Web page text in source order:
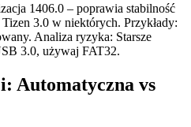
1406.0 – poprawia stabilność
3.0 w niektórych. Przykłady:
Analiza ryzyka: Starsze
3.0, używaj FAT32.
Automatyczna vs